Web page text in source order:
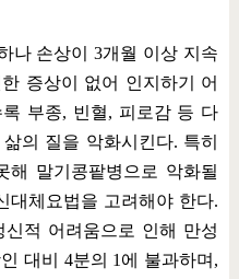
나 손상이3개월 이상 지속
증상이 없어 인지하기 어
부종, 빈혈, 피로감 등 다
의 질을 악화시킨다. 특히
해 말기콩팥병으로 악화될
대체요법을 고려해야 한다.
신적 어려움으로 인해 만성
대비 4분의 1 에 불과하며 ,